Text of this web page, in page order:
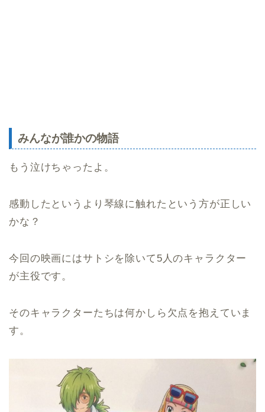
みんなが誰かの物語
もう泣けちゃったよ。
感動したというより琴線に触れたという方が正しい
かな？
今回の映画にはサトシを除いて5人のキャラクター
が主役です。
そのキャラクターたちは何かしら欠点を抱えていま
す。